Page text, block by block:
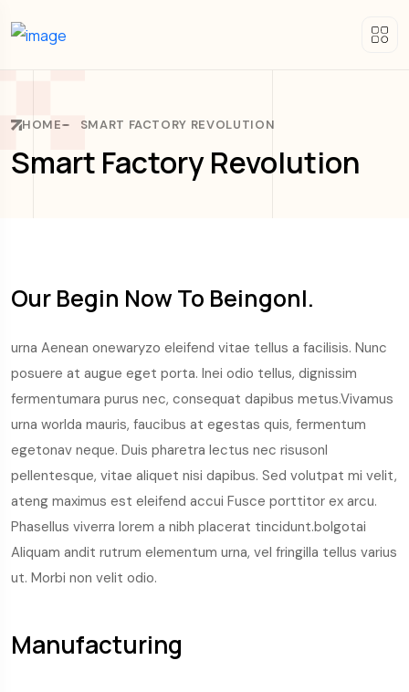
HOME SMART FACTORY REVOLUTION
Smart Factory Revolution
Our Begin Now To Beingonl.
urna Aenean onewaryzo eleifend vitae tellus a facilisis. Nunc
posuere at augue eget porta. Inei odio tellus, dignissim
fermentumara purus nec, consequat dapibus metus.Vivamus
urna worlda mauris, faucibus at egestas quis, fermentum
egetonav neque. Duis pharetra lectus nec risusonl
pellentesque, vitae aliquet nisi dapibus. Sed volutpat mi velit,
ateng maximus est eleifend accui Fusce porttitor ex arcu.
Phasellus viverra lorem a nibh placerat tincidunt.bolgotai
Aliquam andit rutrum elementum urna, vel fringilla tellus varius
ut. Morbi non velit odio.
Manufacturing